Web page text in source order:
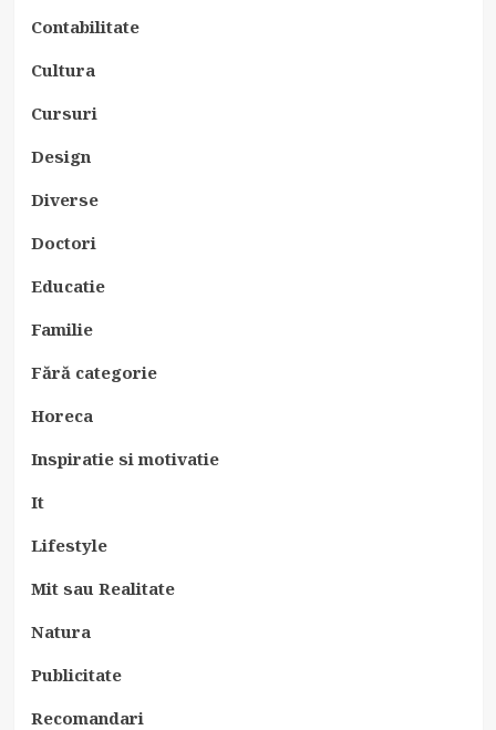
Contabilitate
Cultura
Cursuri
Design
Diverse
Doctori
Educatie
Familie
Fără categorie
Horeca
Inspiratie si motivatie
It
Lifestyle
Mit sau Realitate
Natura
Publicitate
Recomandari